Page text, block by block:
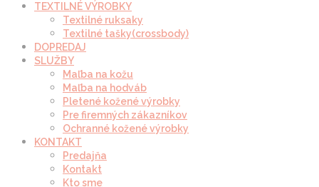
TEXTILNÉ VÝROBKY
Textilné ruksaky
Textilné tašky(crossbody)
DOPREDAJ
SLUŽBY
Maľba na kožu
Maľba na hodváb
Pletené kožené výrobky
Pre firemných zákazníkov
Ochranné kožené výrobky
KONTAKT
Predajňa
Kontakt
Kto sme